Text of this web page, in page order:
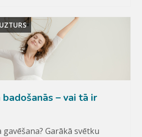
UZTURS
– vai tā ir
Garākā svētku